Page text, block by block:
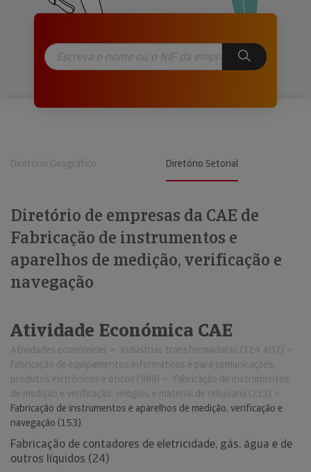
Diretório Geográfico Diretório Setorial
Diretório de empresas da CAE de
Fabricação de instrumentos e
aparelhos de medição, verificação e
navegação
Atividade Económica CAE
Atividades económicas
Indústrias transformadoras (124.407)
Fabricação de equipamentos informáticos e para comunicações,
produtos eletrónicos e óticos (989)
Fabricação de instrumentos
de medição e verificação, relógios e material de relojoaria (213)
Fabricação de instrumentos e aparelhos de medição, verificação e
navegação (153)
Fabricação de contadores de eletricidade, gás, água e de
outros líquidos (24)